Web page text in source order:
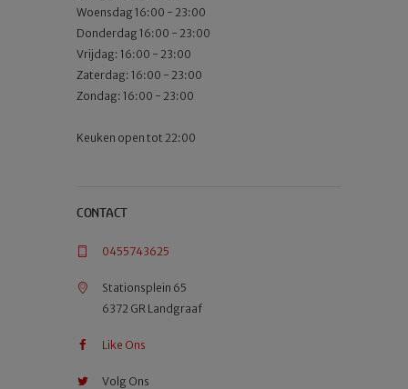
Woensdag 16:00 - 23:00
Donderdag 16:00 - 23:00
Vrijdag: 16:00 - 23:00
Zaterdag: 16:00 - 23:00
Zondag: 16:00 - 23:00
Keuken open tot 22:00
CONTACT
0455743625
Stationsplein 65
6372 GR Landgraaf
Like Ons
Volg Ons